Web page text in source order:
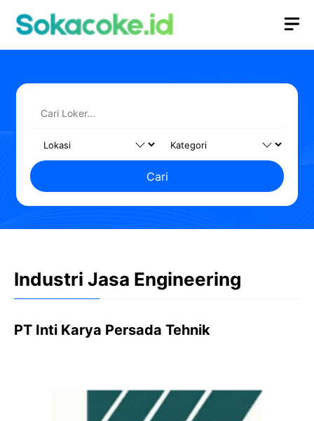
Cari
Industri Jasa Engineering
PT Inti Karya Persada Tehnik